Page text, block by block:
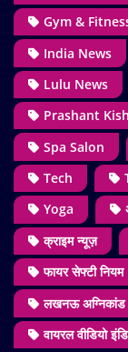
Gym &
India News
Lulu News
Prashant
Spa Salon
Tech
Yoga
क्राइम न्यूज़
फायर सेफ्टी नियम
लखनऊ
वायरल वीडियो